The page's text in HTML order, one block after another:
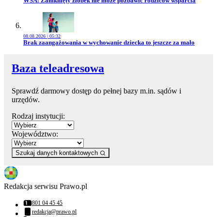
08.08.2026 | 05:32
Przejdź do artykułu:
Brak zaangażowania w wychowanie dziecka to jeszcze za mało
Baza teleadresowa
Sprawdź darmowy dostęp do pełnej bazy m.in. sądów i
urzędów.
Rodzaj instytucji:
Województwo:
Szukaj danych kontaktowych
Redakcja serwisu Prawo.pl
Numer telefonu:
801 04 45 45
Adres email:
redakcja@prawo.pl